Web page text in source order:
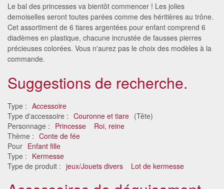
Le bal des princesses va bientôt commencer ! Les jolies
demoiselles seront toutes parées comme des héritières au trône.
Cet assortiment de 6 tiares argentées pour enfant comprend 6
diadèmes en plastique, chacune incrustée de fausses pierres
précieuses colorées. Vous n'aurez pas le choix des modèles à la
commande.
Suggestions de recherche.
Type : Accessoire
Type d'accessoire : Couronne et tiare (Tête)
Personnage : Princesse
Roi, reine
Thème : Conte de fée
Pour Enfant fille
Type : Kermesse
Type de produit : jeux/Jouets divers Lot de kermesse